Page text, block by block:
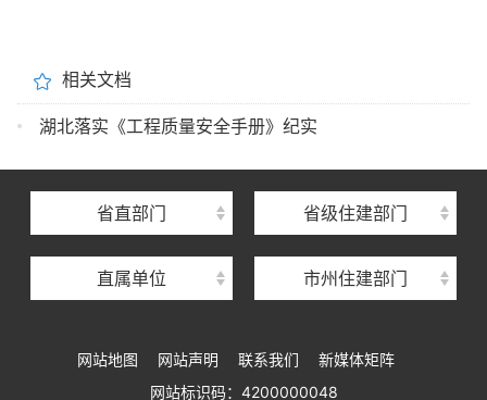
相关文档
湖北落实《工程质量安全手册》纪实
省直部门 省级住建部门
直属单位
湖北省建设信息中心
湖北省住房保障中心
湖北省建设工程质量安全监督总站
湖北省建设工程标准定额管理总站
湖北省住建厅执业资格注册中心
市州住建部门
网站地图 网站声明 联系我们
新媒体矩阵
网站标识码：4200000048